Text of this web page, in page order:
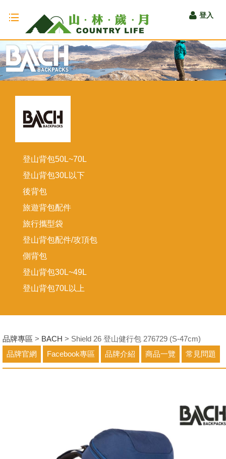
Toggle
navigation
登入
登山背包50L~70L
登山背包30L以下
後背包
旅遊背包配件
旅行攜型袋
登山背包配件/攻頂包
側背包
登山背包30L~49L
登山背包70L以上
品牌專區 > BACH > Shield 26 登山健行包 276729 (S-47cm)
品牌官網
Facebook專區 品牌介紹 商品一覽 常見問題